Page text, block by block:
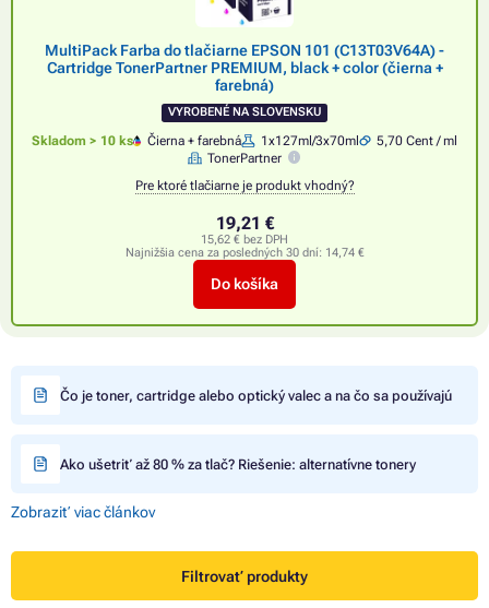
MultiPack Farba do tlačiarne EPSON 101 (C13T03V64A) -
Cartridge TonerPartner PREMIUM, black + color (čierna +
farebná)
VYROBENÉ NA SLOVENSKU
Skladom > 10 ks Čierna + farebná 1x127ml/3x70ml
5,70 Cent / ml
TonerPartner
Pre ktoré tlačiarne je produkt vhodný?
19,21 €
15,62 € bez DPH
Najnižšia cena za posledných 30 dní: 14,74 €
Do košíka
Čo je toner, cartridge alebo optický valec a na čo sa používajú
Ako ušetriť až 80 % za tlač? Riešenie: alternatívne tonery
Zobraziť viac článkov
Filtrovať produkty